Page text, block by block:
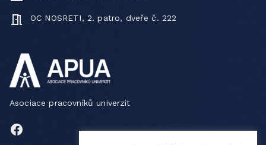
OC NOSRETI, 2. patro, dveře č. 222
Asociace pracovníků univerzit
Facebook